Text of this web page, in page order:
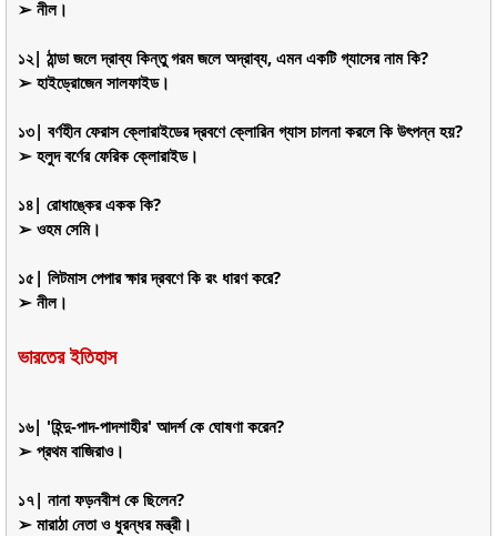
➢ নীল।
১২| ঠান্ডা জলে দ্রাব্য কিন্তু গরম জলে অদ্রাব্য, এমন একটি গ্যাসের নাম কি?
➢ হাইড্রোজেন সালফাইড।
১৩| বর্ণহীন ফেরাস ক্লোরাইডের দ্রবণে ক্লোরিন গ্যাস চালনা করলে কি উৎপন্ন হয়?
➢ হলুদ বর্ণের ফেরিক ক্লোরাইড।
১৪| রোধাঙ্কের একক কি?
➢ ওহম সেমি।
১৫| লিটমাস পেপার ক্ষার দ্রবণে কি রং ধারণ করে?
➢ নীল।
ভারতের ইতিহাস
১৬| 'হিন্দু-পাদ-পাদশাহীর' আদর্শ কে ঘোষণা করেন?
➢ প্রথম বাজিরাও।
১৭| নানা ফড়নবীশ কে ছিলেন?
➢ মারাঠা নেতা ও ধুরন্ধর মন্ত্রী।